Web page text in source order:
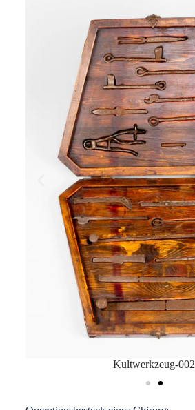
Kultwerkzeug-002